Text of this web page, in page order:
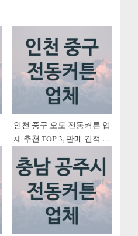
인천 중구 오토 전동커튼 업
체 추천 TOP 3, 판매 견적 시